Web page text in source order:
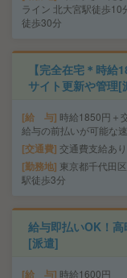
ライン 北大宮駅徒歩10
徒歩30分
【完全在宅＊時
サイト更新や管理[
給 与 時給1850円
給与の前払いが可能な
交通費 交通費支給あり
勤務地 東京都千代田
駅徒歩3分
給与即払いOK！
[派遣]
給 与 時給1600円